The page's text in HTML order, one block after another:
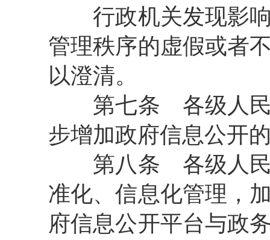
行政机关发现影响
管理秩序的虚假或者
以澄清。
第七条 各级人
步增加政府信息公开
第八条 各级人
准化、信息化管理，
府信息公开平台与政